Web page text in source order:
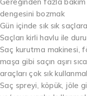
dengesini bozmak
Gün içinde sık sık
Saçları kirli havlu ile
Saç kurutma makinesi,
maşa gibi saçın aşırı
araçları çok sık
Saç spreyi, köpük, jöle